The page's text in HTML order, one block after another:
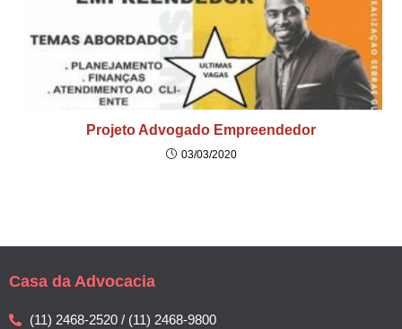
Projeto Advogado Empreendedor
03/03/2020
Casa da Advocacia
(11) 2468-2520 / (11) 2468-9800